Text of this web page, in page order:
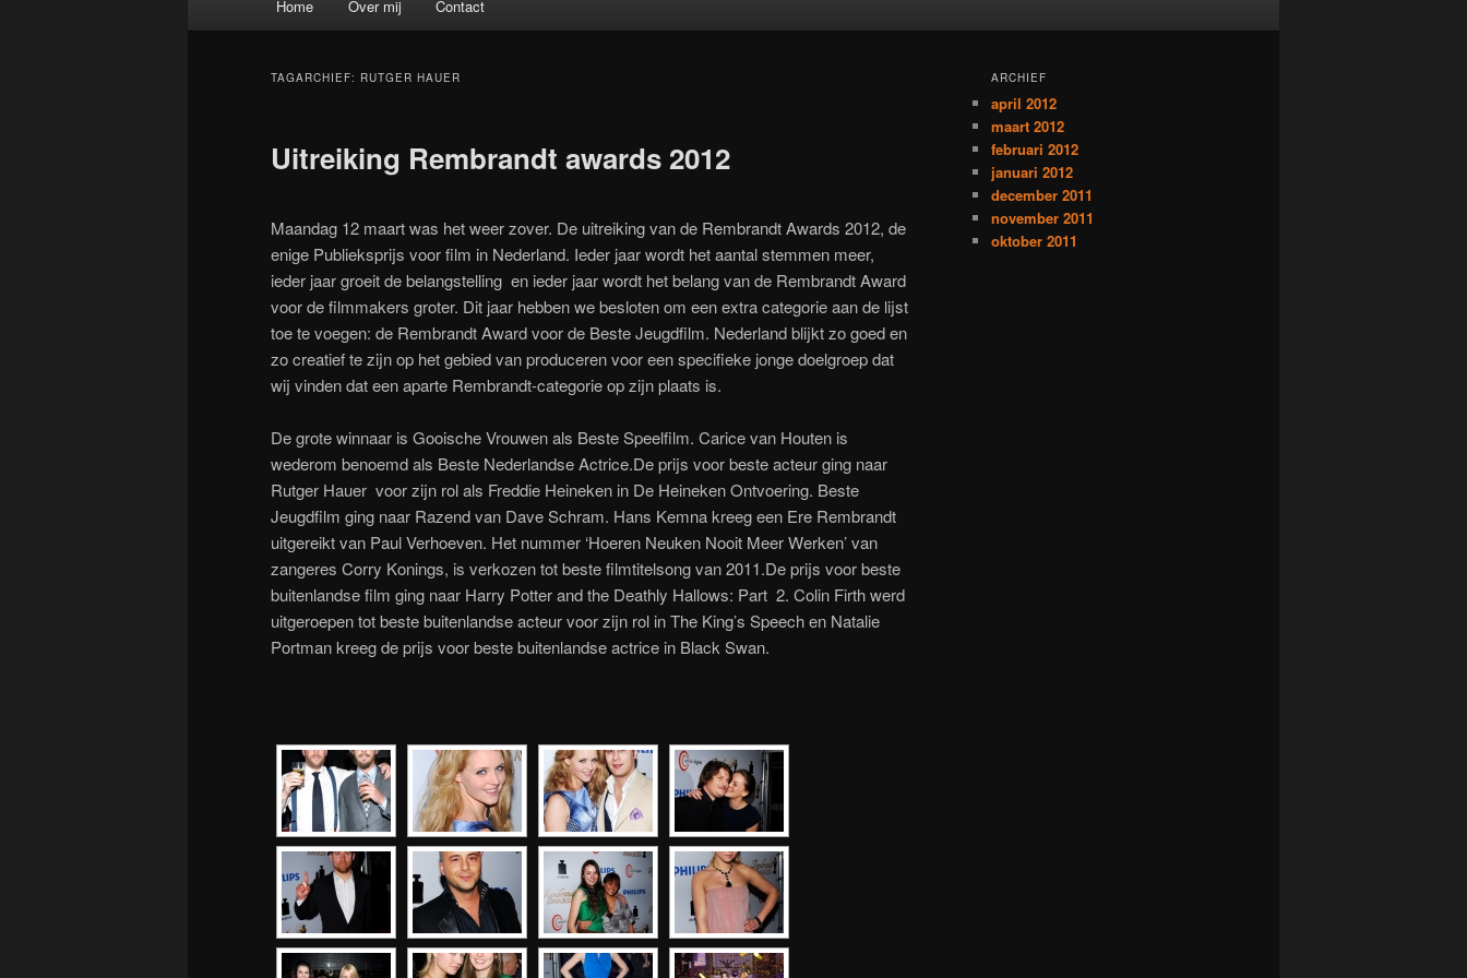
Spring naar de primaire inhoud
Spring naar de secundaire inhoud
Home Over mij Contact
TAGARCHIEF: RUTGER HAUER
Uitreiking Rembrandt awards 2012
Maandag 12 maart was het weer zover. De uitreiking van de Rembrandt Awards 2012, de
enige Publieksprijs voor film in Nederland. Ieder jaar wordt het aantal stemmen meer,
ieder jaar groeit de belangstelling en ieder jaar wordt het belang van de Rembrandt Award
voor de filmmakers groter. Dit jaar hebben we besloten om een extra categorie aan de lijst
toe te voegen: de Rembrandt Award voor de Beste Jeugdfilm. Nederland blijkt zo goed en
zo creatief te zijn op het gebied van produceren voor een specifieke jonge doelgroep dat
wij vinden dat een aparte Rembrandt-categorie op zijn plaats is.
De grote winnaar is Gooische Vrouwen als Beste Speelfilm. Carice van Houten is
wederom benoemd als Beste Nederlandse Actrice.De prijs voor beste acteur ging naar
Rutger Hauer voor zijn rol als Freddie Heineken in De Heineken Ontvoering. Beste
Jeugdfilm ging naar Razend van Dave Schram. Hans Kemna kreeg een Ere Rembrandt
uitgereikt van Paul Verhoeven. Het nummer ‘Hoeren Neuken Nooit Meer Werken’ van
zangeres Corry Konings, is verkozen tot beste filmtitelsong van 2011.De prijs voor beste
buitenlandse film ging naar Harry Potter and the Deathly Hallows: Part 2. Colin Firth werd
uitgeroepen tot beste buitenlandse acteur voor zijn rol in The King’s Speech en Natalie
Portman kreeg de prijs voor beste buitenlandse actrice in Black Swan.
ARCHIEF
april 2012
maart 2012
februari 2012
januari 2012
december 2011
november 2011
oktober 2011